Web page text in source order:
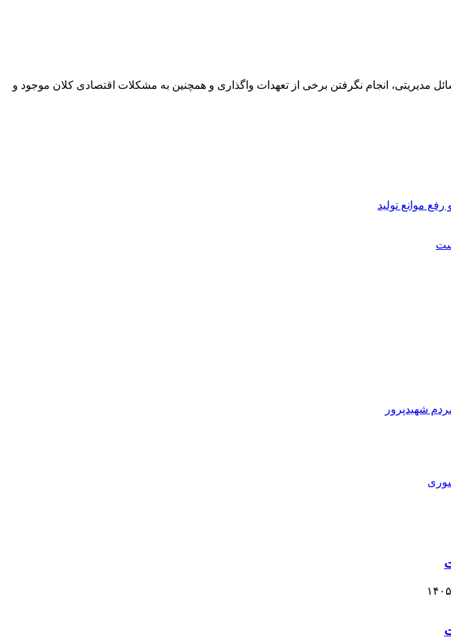
مدیریتی، انجام نگرفتن برخی از تعهدات واگذاری و همچنین به مشکلات اقتصادی کلان موجود و
موانع تولید
شهیدپرور